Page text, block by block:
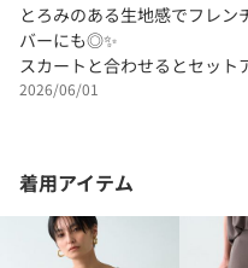
とろみのある生地感でフレン
バーにも◎✨
スカートと合わせるとセット
2026/06/01
着用アイテム